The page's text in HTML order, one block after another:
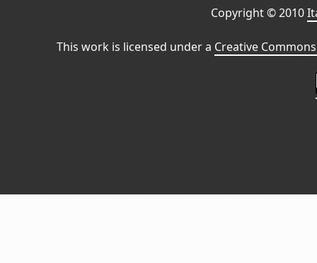
Copyright © 2010
This work is licensed under a Creative